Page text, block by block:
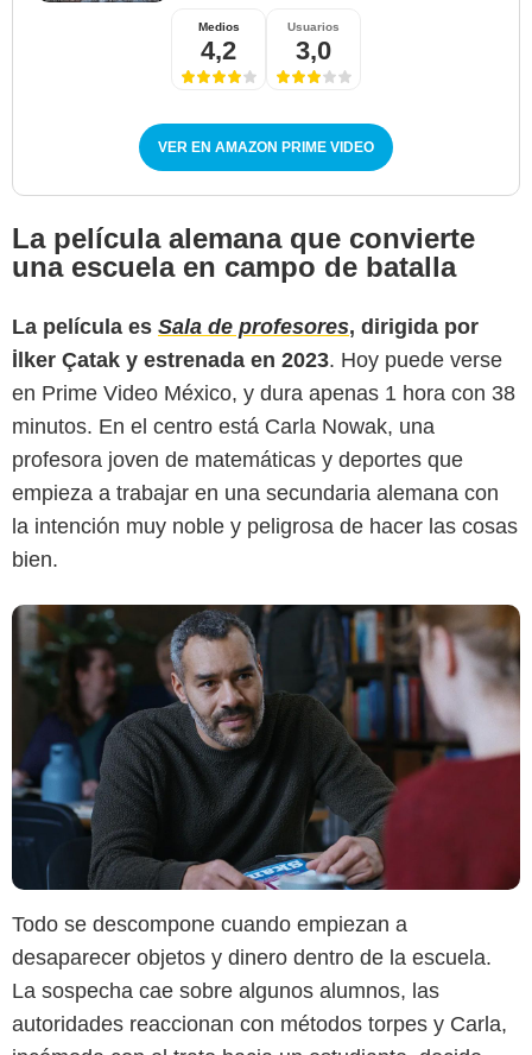
Medios
4,2
Usuarios
3,0
VER EN AMAZON PRIME VIDEO
La película alemana que convierte
una escuela en campo de batalla
La película es Sala de profesores, dirigida por
İlker Çatak y estrenada en 2023. Hoy puede verse
en Prime Video México, y dura apenas 1 hora con 38
minutos. En el centro está Carla Nowak, una
profesora joven de matemáticas y deportes que
empieza a trabajar en una secundaria alemana con
la intención muy noble y peligrosa de hacer las cosas
bien.
Prime Video
Todo se descompone cuando empiezan a
desaparecer objetos y dinero dentro de la escuela.
La sospecha cae sobre algunos alumnos, las
autoridades reaccionan con métodos torpes y Carla,